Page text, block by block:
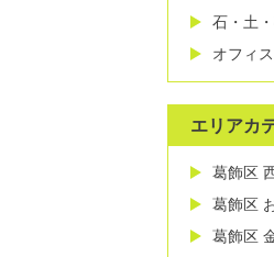
石・土
オフィ
エリアカ
葛飾区
葛飾区
葛飾区